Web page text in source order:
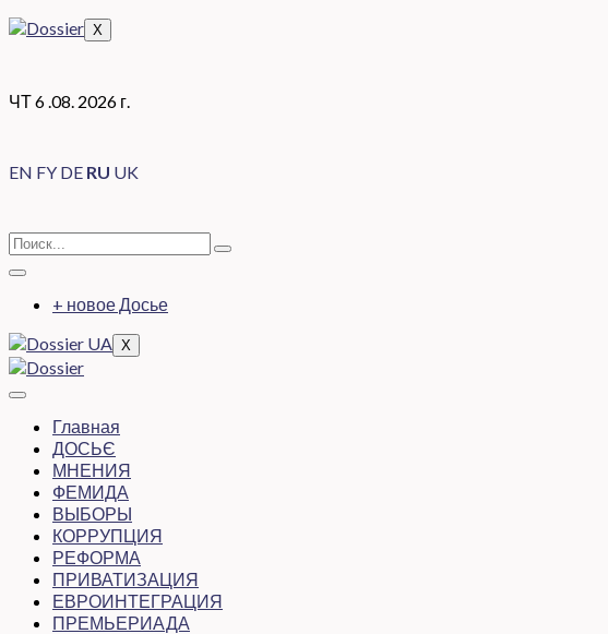
X
ЧТ 6 .08. 2026 г.
EN FY DE RU UK
+ новое Досье
X
Главная
ДОСЬЄ
МНЕНИЯ
ФЕМИДА
ВЫБОРЫ
КОРРУПЦИЯ
РЕФОРМА
ПРИВАТИЗАЦИЯ
ЕВРОИНТЕГРАЦИЯ
ПРЕМЬЕРИАДА